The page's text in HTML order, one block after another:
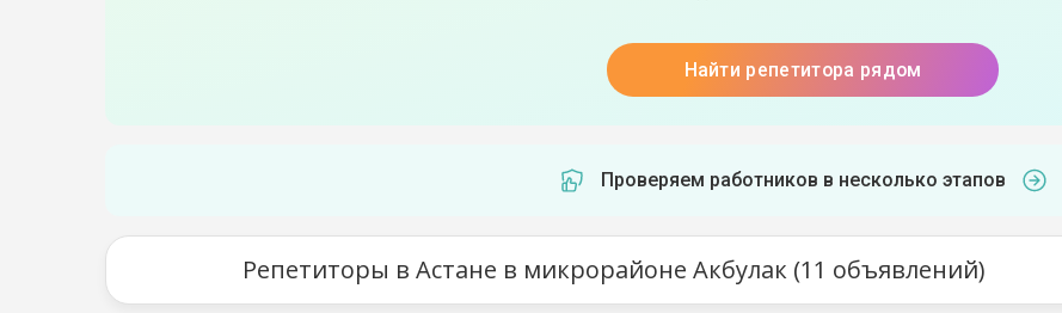
Найти репетитора рядом
Проверяем работников в несколько этапов
Репетиторы в Астане в микрорайоне Акбулак (11 объявлений)